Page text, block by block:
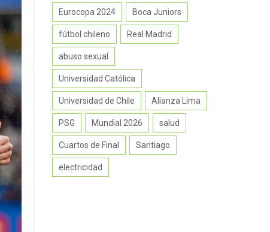
Eurocopa 2024 Boca Juniors
fútbol chileno Real Madrid
abuso sexual
Universidad Católica
Universidad de Chile Alianza Lima
PSG Mundial 2026 salud
Cuartos de Final Santiago
electricidad